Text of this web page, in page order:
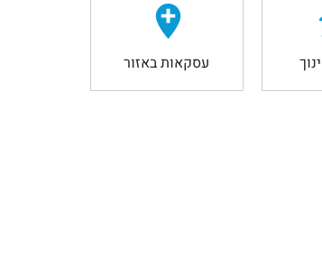
עסקאות באזור